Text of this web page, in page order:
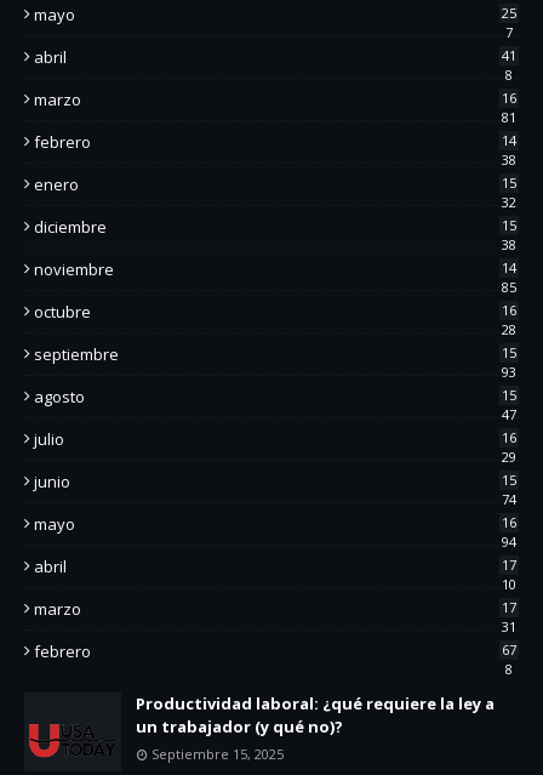
mayo
25
7
abril
41
8
marzo
16
81
febrero
14
38
enero
15
32
diciembre
15
38
noviembre
14
85
octubre
16
28
septiembre
15
93
agosto
15
47
julio
16
29
junio
15
74
mayo
16
94
abril
17
10
marzo
17
31
febrero
67
8
Productividad laboral: ¿qué requiere la ley a
un trabajador (y qué no)?
Septiembre 15, 2025